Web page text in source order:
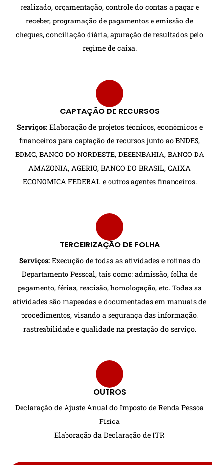
realizado, orçamentação, controle do contas a pagar e
receber, programação de pagamentos e emissão de
cheques, conciliação diária, apuração de resultados pelo
regime de caixa.
CAPTAÇÃO DE RECURSOS
Serviços:Elaboração de projetos técnicos, econômicos e
financeiros para captação de recursos junto ao BNDES,
BDMG, BANCO DO NORDESTE, DESENBAHIA, BANCO DA
AMAZONIA, AGERIO, BANCO DO BRASIL, CAIXA
ECONOMICA FEDERAL e outros agentes financeiros.
TERCEIRIZAÇÃO DE FOLHA
Serviços:Execução de todas as atividades e rotinas do
Departamento Pessoal, tais como: admissão, folha de
pagamento, férias, rescisão, homologação, etc. Todas as
atividades são mapeadas e documentadas em manuais de
procedimentos, visando a segurança das informação,
rastreabilidade e qualidade na prestação do serviço.
OUTROS
Declaração de Ajuste Anual do Imposto de Renda Pessoa
Física
Elaboração da Declaração de ITR